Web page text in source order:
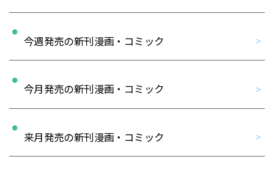
今週発売の新刊漫画・コミック
今月発売の新刊漫画・コミック
来月発売の新刊漫画・コミック